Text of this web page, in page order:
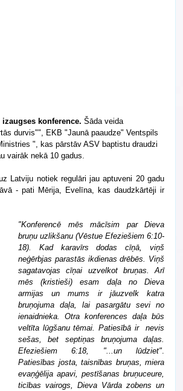
konference. Šāda veida
durvis"", EKB "Jaunā paaudze" Ventspils
", kas pārstāv ASV baptistu draudzi
vairāk nekā 10 gadus.
Latviju notiek regulāri jau aptuveni 20 gadu
- pati Mērija, Evelīna, kas daudzkārtēji ir
"Konferencē mēs mācīsim par Dieva
bruņu uzlikšanu (Vēstue Efeziešiem 6:10-
18). Kad karavīrs dodas cīņā, viņš
neģērbjas parastās ikdienas drēbēs. Viņš
sagatavojas cīņai uzvelkot bruņas. Arī
mēs (kristieši) esam daļa no Dieva
armijas un mums ir jāuzvelk katra
bruņojuma daļa, lai pasargātu sevi no
ienaidnieka. Otra konferences daļa būs
veltīta lūgšanu tēmai. Patiesībā ir  nevis
sešas, bet septiņas bruņojuma daļas.
Efeziešiem 6:18, "...un lūdziet"
Patiesības josta, taisnības bruņas, miera
evaņģēlija apavi, pestīšanas bruņuceure,
ticības vairogs, Dieva Vārda zobens un